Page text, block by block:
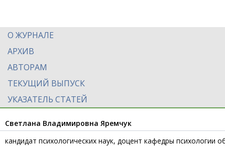
О ЖУРНАЛЕ
АРХИВ
АВТОРАМ
ТЕКУЩИЙ ВЫПУСК
УКАЗАТЕЛЬ СТАТЕЙ
Светлана Владимировна Яремчук
кандидат психологических наук, доцент кафедры психологии